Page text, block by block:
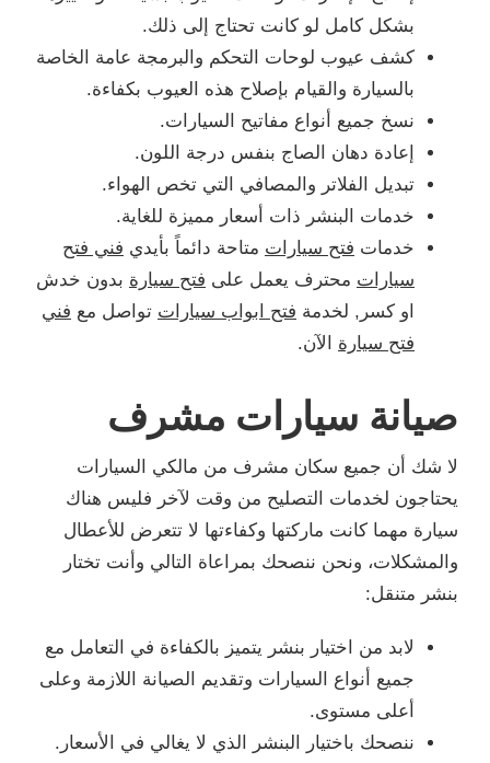
بشكل كامل لو كانت تحتاج إلى ذلك.
كشف عيوب لوحات التحكم والبرمجة عامة الخاصة
بالسيارة والقيام بإصلاح هذه العيوب بكفاءة.
نسخ جميع أنواع مفاتيح السيارات.
إعادة دهان الصاج بنفس درجة اللون.
تبديل الفلاتر والمصافي التي تخص الهواء.
خدمات البنشر ذات أسعار مميزة للغاية.
خدمات فتح سيارات متاحة دائماً بأيدي فني فتح
سيارات محترف يعمل على فتح سيارة بدون خدش
او كسر, لخدمة فتح ابواب سيارات تواصل مع فني
فتح سيارة الآن.
صيانة سيارات مشرف
لا شك أن جميع سكان مشرف من مالكي السيارات
يحتاجون لخدمات التصليح من وقت لآخر فليس هناك
سيارة مهما كانت ماركتها وكفاءتها لا تتعرض للأعطال
والمشكلات، ونحن ننصحك بمراعاة التالي وأنت تختار
بنشر متنقل:
لابد من اختيار بنشر يتميز بالكفاءة في التعامل مع
جميع أنواع السيارات وتقديم الصيانة اللازمة وعلى
أعلى مستوى.
ننصحك باختيار البنشر الذي لا يغالي في الأسعار.